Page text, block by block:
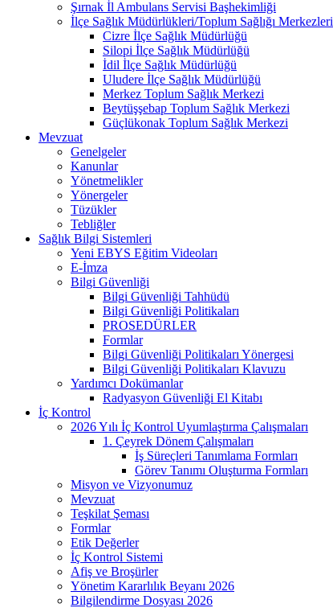
Şırnak İl Ambulans Servisi Başhekimliği
İlçe Sağlık Müdürlükleri/Toplum Sağlığı Merkezleri
Cizre İlçe Sağlık Müdürlüğü
Silopi İlçe Sağlık Müdürlüğü
İdil İlçe Sağlık Müdürlüğü
Uludere İlçe Sağlık Müdürlüğü
Merkez Toplum Sağlık Merkezi
Beytüşşebap Toplum Sağlık Merkezi
Güçlükonak Toplum Sağlık Merkezi
Mevzuat
Genelgeler
Kanunlar
Yönetmelikler
Yönergeler
Tüzükler
Tebliğler
Sağlık Bilgi Sistemleri
Yeni EBYS Eğitim Videoları
E-İmza
Bilgi Güvenliği
Bilgi Güvenliği Tahhüdü
Bilgi Güvenliği Politikaları
PROSEDÜRLER
Formlar
Bilgi Güvenliği Politikaları Yönergesi
Bilgi Güvenliği Politikaları Klavuzu
Yardımcı Dokümanlar
Radyasyon Güvenliği El Kitabı
İç Kontrol
2026 Yılı İç Kontrol Uyumlaştırma Çalışmaları
1. Çeyrek Dönem Çalışmaları
İş Süreçleri Tanımlama Formları
Görev Tanımı Oluşturma Formları
Misyon ve Vizyonumuz
Mevzuat
Teşkilat Şeması
Formlar
Etik Değerler
İç Kontrol Sistemi
Afiş ve Broşürler
Yönetim Kararlılık Beyanı 2026
Bilgilendirme Dosyası 2026